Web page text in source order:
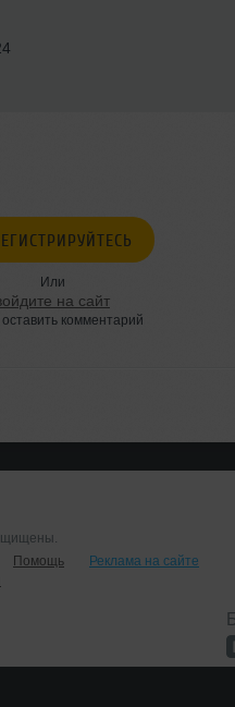
Или
на сайт
комментарий
Помощь
Реклама на сайте